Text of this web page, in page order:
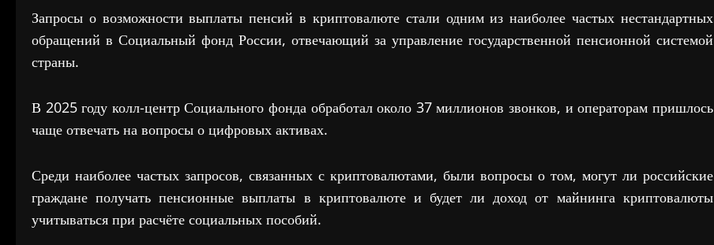
Запросы о возможности выплаты пенсий в криптовалюте стали одним из наиболее частых нестандартных
обращений в Социальный фонд России, отвечающий за управление государственной пенсионной системой
страны.
В 2025 году колл-центр Социального фонда обработал около 37 миллионов звонков, и операторам пришлось
чаще отвечать на вопросы о цифровых активах.
Среди наиболее частых запросов, связанных с криптовалютами, были вопросы о том, могут ли российские
граждане получать пенсионные выплаты в криптовалюте и будет ли доход от майнинга криптовалюты
учитываться при расчёте социальных пособий.